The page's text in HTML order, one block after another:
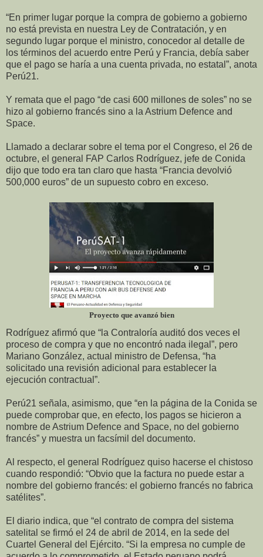
“En primer lugar porque la compra de gobierno a gobierno
no está prevista en nuestra Ley de Contratación, y en
segundo lugar porque el ministro, conocedor al detalle de
los términos del acuerdo entre Perú y Francia, debía saber
que el pago se haría a una cuenta privada, no estatal”, anota
Perú21.
Y remata que el pago “de casi 600 millones de soles” no se
hizo al gobierno francés sino a la Astrium Defence and
Space.
Llamado a declarar sobre el tema por el Congreso, el 26 de
octubre, el general FAP Carlos Rodríguez, jefe de Conida
dijo que todo era tan claro que hasta “Francia devolvió
500,000 euros” de un supuesto cobro en exceso.
Proyecto que avanzó bien
Rodríguez afirmó que “la Contraloría auditó dos veces el
proceso de compra y que no encontró nada ilegal”, pero
Mariano González, actual ministro de Defensa, “ha
solicitado una revisión adicional para establecer la
ejecución contractual”.
Perú21 señala, asimismo, que “en la página de la Conida se
puede comprobar que, en efecto, los pagos se hicieron a
nombre de Astrium Defence and Space, no del gobierno
francés” y muestra un facsímil del documento.
Al respecto, el general Rodríguez quiso hacerse el chistoso
cuando respondió: “Obvio que la factura no puede estar a
nombre del gobierno francés: el gobierno francés no fabrica
satélites”.
El diario indica, que “el contrato de compra del sistema
satelital se firmó el 24 de abril de 2014, en la sede del
Cuartel General del Ejército. “Si la empresa no cumple de